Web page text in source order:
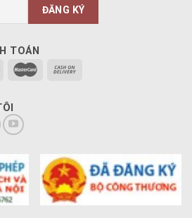
TOÁN